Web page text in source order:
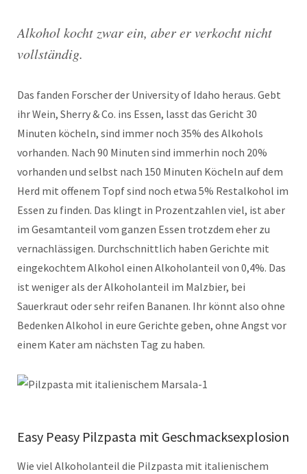
Alkohol kocht zwar ein, aber er verkocht nicht
vollständig.
Das fanden Forscher der University of Idaho heraus. Gebt
ihr Wein, Sherry & Co. ins Essen, lasst das Gericht 30
Minuten köcheln, sind immer noch 35% des Alkohols
vorhanden. Nach 90 Minuten sind immerhin noch 20%
vorhanden und selbst nach 150 Minuten Köcheln auf dem
Herd mit offenem Topf sind noch etwa 5% Restalkohol im
Essen zu finden. Das klingt in Prozentzahlen viel, ist aber
im Gesamtanteil vom ganzen Essen trotzdem eher zu
vernachlässigen. Durchschnittlich haben Gerichte mit
eingekochtem Alkohol einen Alkoholanteil von 0,4%. Das
ist weniger als der Alkoholanteil im Malzbier, bei
Sauerkraut oder sehr reifen Bananen. Ihr könnt also ohne
Bedenken Alkohol in eure Gerichte geben, ohne Angst vor
einem Kater am nächsten Tag zu haben.
Easy Peasy Pilzpasta mit Geschmacksexplosion
Wie viel Alkoholanteil die Pilzpasta mit italienischem